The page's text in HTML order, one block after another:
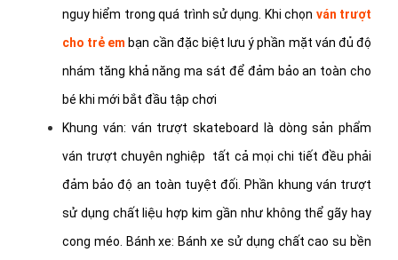
nguy hiểm trong quá trình sử dụng. Khi chọn ván trượt
cho trẻ em bạn cần đặc biệt lưu ý phần mặt ván đủ độ
nhám tăng khả năng ma sát để đảm bảo an toàn cho
bé khi mới bắt đầu tập chơi
Khung ván: ván trượt skateboard là dòng sản phẩm
ván trượt chuyên nghiệp tất cả mọi chi tiết đều phải
đảm bảo độ an toàn tuyệt đối. Phần khung ván trượt
sử dụng chất liệu hợp kim gần như không thể gãy hay
cong méo. Bánh xe: Bánh xe sử dụng chất cao su bền